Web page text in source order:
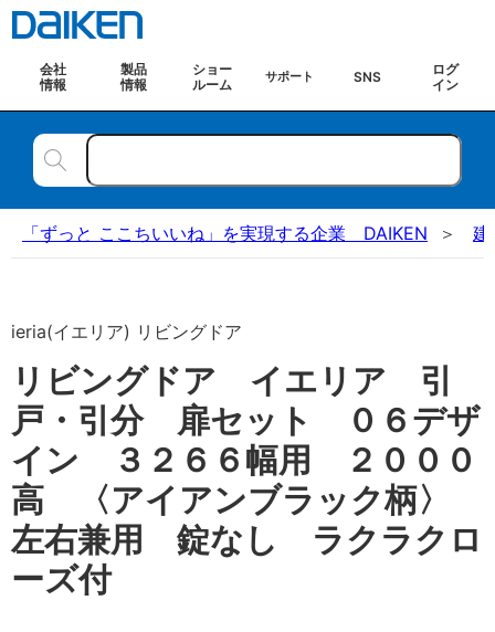
会社
情報
製品
情報
ショー
ルーム
サポート SNS
ログ
イン
「ずっと ここちいいね」を実現する企業 DAIKEN 建
ieria(イエリア) リビングドア
リビングドア イエリア 引
戸・引分 扉セット ０６デザ
イン ３２６６幅用 ２０００
高 〈アイアンブラック柄〉
左右兼用 錠なし ラクラクロ
ーズ付